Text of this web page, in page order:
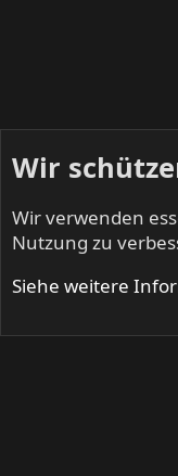
Startseite
Wir
Wir verwenden
Nutzung zu
Siehe weitere